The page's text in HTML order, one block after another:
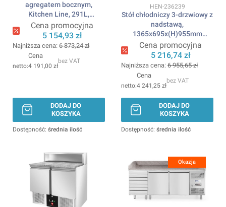
agregatem bocznym,
Kitchen Line, 291L,
230V/270W,
1800x600x(H)886mm
ARKTIC
Cena promocyjna
5 154,93 zł
Najniższa cena: 6 873,24 zł
Cena
4 191,00 zł
bez VAT
DODAJ DO
KOSZYKA
Dostępność: średnia ilość
Kod produktu
HEN-236239
Stół chłodniczy 3-drzwiowy z
nadstawą,
1365x695x(H)955mm
ARKTIC
Cena promocyjna
5 216,74 zł
Najniższa cena: 6 955,65 zł
Cena
4 241,25 zł
bez VAT
DODAJ DO
KOSZYKA
Dostępność: średnia ilość
Okazja